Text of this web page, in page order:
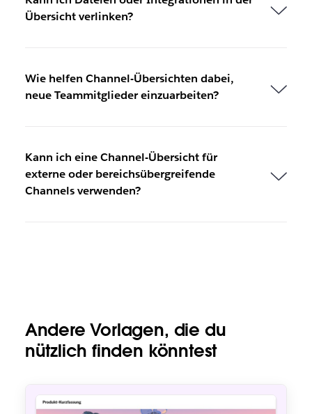
Übersicht verlinken?
Wie helfen Channel-Übersichten dabei,
neue Teammitglieder einzuarbeiten?
Kann ich eine Channel-Übersicht für
externe oder bereichsübergreifende
Channels verwenden?
Andere Vorlagen, die du
nützlich finden könntest